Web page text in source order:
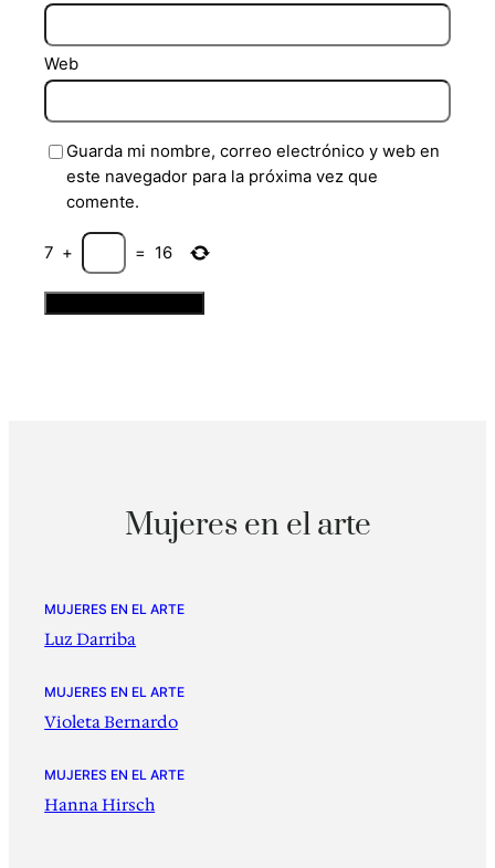
Web
Guarda mi nombre, correo electrónico y web en
este navegador para la próxima vez que
comente.
7 + = 16
Mujeres en el arte
MUJERES EN EL ARTE
Luz Darriba
MUJERES EN EL ARTE
Violeta Bernardo
MUJERES EN EL ARTE
Hanna Hirsch